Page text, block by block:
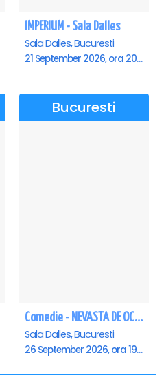
IMPERIUM - Sala Dalles
Sala Dalles, Bucuresti
21 September 2026, ora 20:00
Bucuresti
Comedie - NEVASTA DE OCAZIE !!!
Sala Dalles, Bucuresti
26 September 2026, ora 19:00